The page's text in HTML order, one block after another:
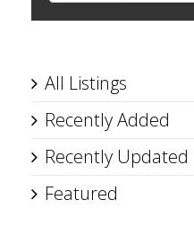
All Listings
Recently Added
Recently Updated
Featured